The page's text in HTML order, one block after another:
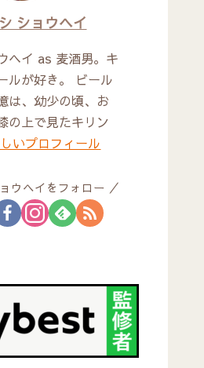
ショウヘイ
ヘイ as 麦酒男。キ
ルが好き。 ビール
は、幼少の頃、お
の上で見たキリン
いプロフィール
ウヘイをフォロー